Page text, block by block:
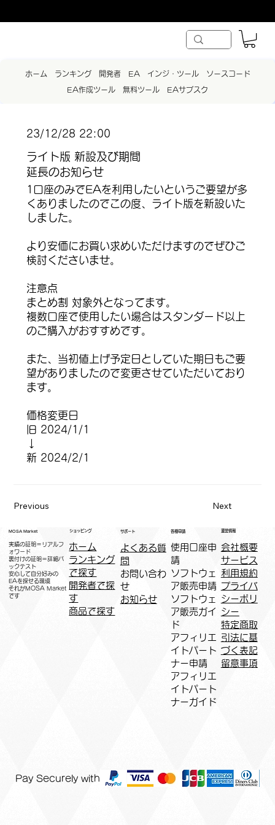
ホーム ランキング 開発者 EA インジ・ツール ソースコード
EA作成ツール 無料ツール EAサブスク
23/12/28 22:00
ライト版 新設及び期間
延長のお知らせ
1口座のみでEAを利用したいというご要望が多
くありましたのでこの度、ライト版を新設いた
しました。
より安価にお買い求めいただけますのでぜひご
検討くださいませ。
注意点
まとめ割 対象外となってます。
複数口座で使用したい場合はスタンダード以上
のご購入がおすすめです。
また、当初値上げ予定日としていた期日もご要
望がありましたので変更させていただいており
ます。
価格変更日
旧 2024/1/1
新 2024/2/1
Previous Next
MOSA Market
実績の証明＝リアルフ
ォワード
裏付けの証明＝詳細バ
ックテスト
安心して自分好みの
EAを探せる環境
​それがMOSA Market
です
ショッピング
ホーム
ランキング
で探す
開発者で探
す
商品で探す
サポート
よくある質
問
お問い合わ
せ
お知らせ
各種申請
​使用口座申
請
ソフトウェ
ア販売申請
ソフトウェ
ア販売ガイ
ド
アフィリエ
イトパート
ナー申請​
​アフィリエ
イトパート
ナーガイド
運営情報
会社概要
サービス
利用規約
プライバ
シーポリ
シー
特定商取
引法に基
づく表記
​留意事項
Pay Securely with